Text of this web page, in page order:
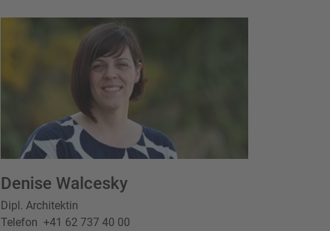
Denise Walcesky
Dipl. Architektin
Telefon +41 62 737 40 00